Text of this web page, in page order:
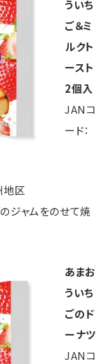
ういち
ご＆ミ
ルクト
ースト
2個入
JANコ
ード：
地区
ジャムをのせて焼
あまお
ういち
ごのド
ーナツ
JANコ